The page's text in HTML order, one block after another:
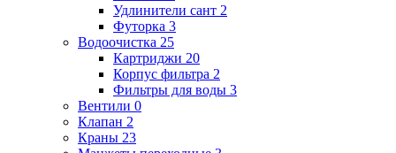
Удлинители сант 2
Футорка 3
Водоочистка 25
Картриджи 20
Корпус фильтра 2
Фильтры для воды 3
Вентили 0
Клапан 2
Краны 23